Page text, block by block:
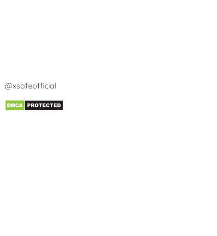
@xsafeofficial